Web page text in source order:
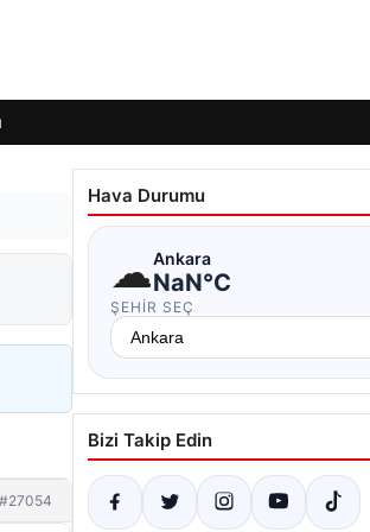
#27054
Hava Durumu
☁Ankara
NaN°C
ŞEHIR SEÇ
Bizi Takip Edin